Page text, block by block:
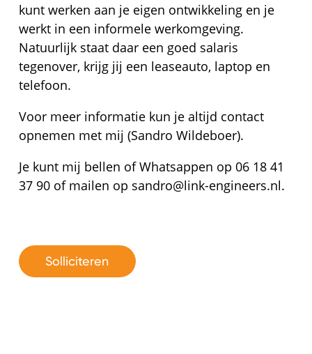
kunt werken aan je eigen ontwikkeling en je
werkt in een informele werkomgeving.
Natuurlijk staat daar een goed salaris
tegenover, krijg jij een leaseauto, laptop en
telefoon.
Voor meer informatie kun je altijd contact
opnemen met mij (Sandro Wildeboer).
Je kunt mij bellen of Whatsappen op 06 18 41
37 90 of mailen op sandro@link-engineers.nl.
Solliciteren